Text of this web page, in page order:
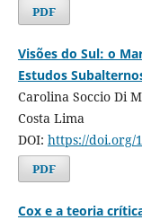
PDF
Visões do Sul: o
Estudos
Carolina Soccio Di
Costa Lima
DOI: https://doi.org/
PDF
Cox e a teoria